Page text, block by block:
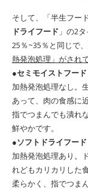
そして、「半生フー
ドライフード 」の2
25％~35％と同じで、
熱発泡処理」がされ
●セミモイストフード
加熱発泡処理なし。
あって、肉の食感に
指でつまんでも潰れ
鮮やかです。
●ソフトドライフード
加熱発泡処理あり。
れどもカリカリした
柔らかく、指でつま